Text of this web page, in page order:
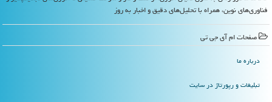
فناوری‌های نوین، همراه با تحلیل‌های دقیق و اخبار به روز
صفحات ام آی جی تی
درباره ما
تبلیغات و رپورتاژ در سایت